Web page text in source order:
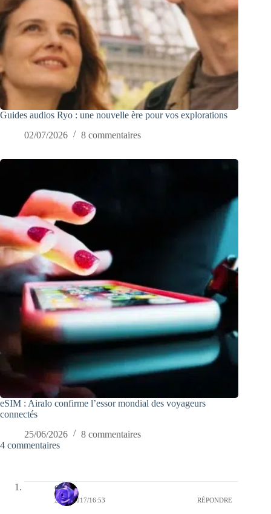
Guides audios Ryo : une nouvelle ère pour vos explorations
02/07/2026
8 commentaires
eSIM : Airalo confirme l’essor mondial des voyageurs
connectés
25/06/2026
8 commentaires
4 commentaires
covix
23/01/2017/16:53 RÉPONDRE